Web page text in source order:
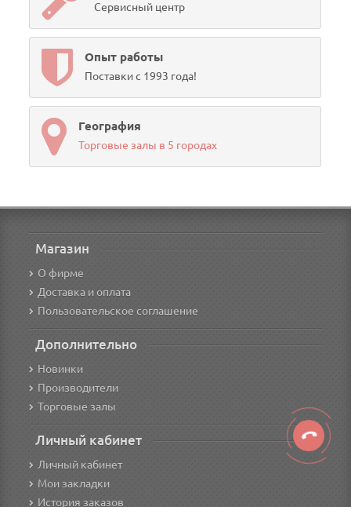
Сервисный центр
Опыт работы
Поставки с 1993 года!
География
Торговые залы в 5 городах
Магазин
О фирме
Доставка и оплата
Пользовательское соглашение
Дополнительно
Новинки
Производители
Торговые залы
Личный кабинет
Личный кабинет
Мои закладки
История заказов